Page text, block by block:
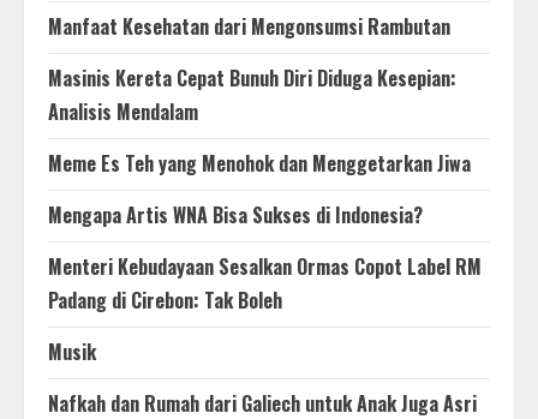
Manfaat Kesehatan dari Mengonsumsi Rambutan
Masinis Kereta Cepat Bunuh Diri Diduga Kesepian:
Analisis Mendalam
Meme Es Teh yang Menohok dan Menggetarkan Jiwa
Mengapa Artis WNA Bisa Sukses di Indonesia?
Menteri Kebudayaan Sesalkan Ormas Copot Label RM
Padang di Cirebon: Tak Boleh
Musik
Nafkah dan Rumah dari Galiech untuk Anak Juga Asri